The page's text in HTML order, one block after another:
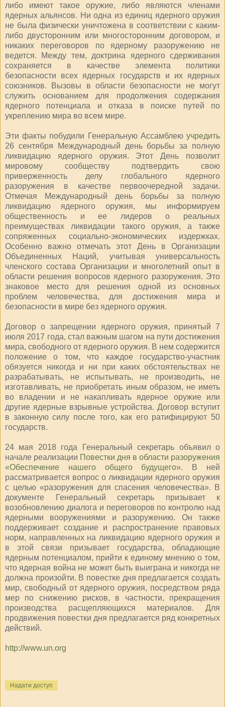
либо имеют такое оружие, либо являются членами
ядерных альянсов. Ни одна из единиц ядерного оружия
не была физически уничтожена в соответствии с каким-
либо двусторонним или многосторонним договором, и
никаких переговоров по ядерному разоружению не
ведется. Между тем, доктрина ядерного сдерживания
сохраняется в качестве элемента политики
безопасности всех ядерных государств и их ядерных
союзников. Вызовы в области безопасности не могут
служить основанием для продолжения содержания
ядерного потенциала и отказа в поиске путей по
укреплению мира во всем мире.
Эти факты побудили Генеральную Ассамблею учредить
26 сентября Международный день борьбы за полную
ликвидацию ядерного оружия. Этот День позволит
мировому сообществу подтвердить свою
приверженность делу глобального ядерного
разоружения в качестве первоочередной задачи.
Отмечая Международный день борьбы за полную
ликвидацию ядерного оружия, мы информируем
общественность и ее лидеров о реальных
преимуществах ликвидации такого оружия, а также
сопряженных социально-экономических издержках.
Особенно важно отмечать этот День в Организации
Объединенных Наций, учитывая универсальность
членского состава Организации и многолетний опыт в
области решения вопросов ядерного разоружения. Это
знаковое место для решения одной из основных
проблем человечества, для достижения мира и
безопасности в мире без ядерного оружия.
Договор о запрещении ядерного оружия, принятый 7
июля 2017 года, стал важным шагом на пути достижения
мира, свободного от ядерного оружия. В нем содержится
положение о том, что каждое государство-участник
обязуется никогда и ни при каких обстоятельствах не
разрабатывать, не испытывать, не производить, не
изготавливать, не приобретать иным образом, не иметь
во владении и не накапливать ядерное оружие или
другие ядерные взрывные устройства. Договор вступит
в законную силу после того, как его ратифицируют 50
государств.
24 мая 2018 года Генеральный секретарь объявил о
начале реализации Повестки дня в области разоружения
«Обеспечение нашего общего будущего». В ней
рассматривается вопрос о ликвидации ядерного оружия
с целью «разоружения для спасения человечества». В
документе Генеральный секретарь призывает к
возобновлению диалога и переговоров по контролю над
ядерными вооружениями и разоружению. Он также
поддерживает создание и распространение правовых
норм, направленных на ликвидацию ядерного оружия и
в этой связи призывает государства, обладающие
ядерным потенциалом, прийти к единому мнению о том,
что ядерная война не может быть выиграна и никогда не
должна произойти. В повестке дня предлагается создать
мир, свободный от ядерного оружия, посредством ряда
мер по снижению рисков, в частности, прекращения
производства расщепляющихся материалов. Для
продвижения повестки дня предлагается ряд конкретных
действий.
http://www.un.org
Надати доступ